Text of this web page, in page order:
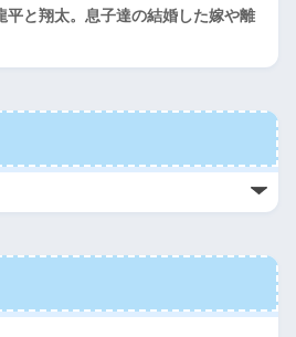
平と翔太。息子達の結婚した嫁や離